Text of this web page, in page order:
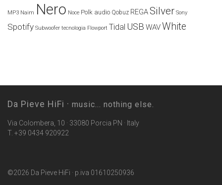
MP3 Naim Nero Noce Polk audio Qobuz REGASilver Sony
Spotify Subwoofer tecnologia Flowport Tidal USB WAVWhite
Da Pieve HiFi · music... nothing else.
Via Colombera, 10 · 33080 Porcia PN · Italy
T. +39 0434 920922
©2026 Da Pieve HiFi · p.iva 01610250936